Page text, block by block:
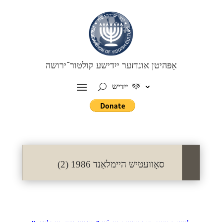
אָפּהיטן אונדזער ייִדישע קולטור־ירושה
ייִדיש
סאָוועטיש היימלאַנד 1986 (2)